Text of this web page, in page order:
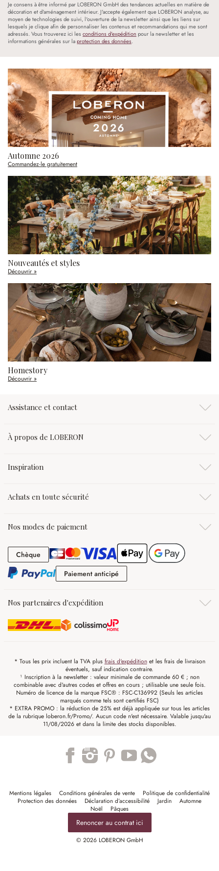
Je consens à être informé par LOBERON GmbH des tendances actuelles en matière de
décoration et d'aménagement intérieur. J'accepte également que LOBERON analyse, au
moyen de technologies de suivi, l'ouverture de la newsletter ainsi que les liens sur
lesquels je clique afin de personnaliser les contenus et recommandations qui me sont
adressés. Vous trouverez ici les conditions d'expédition pour la newsletter et les
informations générales sur laprotection des données.
Automne 2026
Commandez-le gratuitement
Nouveautés et styles
Découvrir »
Homestory
Découvrir »
Assistance et contact
À propos de LOBERON
Inspiration
Achats en toute sécurité
Nos modes de paiement
Chèque Chèque
Paiement anticipé
Nos partenaires d'expédition
* Tous les prix incluent la TVA plus frais d'expéditionet les frais de livraison
éventuels, sauf indication contraire.
¹ Inscription à la newsletter : valeur minimale de commande 60 € ; non
combinable avec d'autres codes et offres en cours ; utilisable une seule fois.
Numéro de licence de la marque FSC® : FSC-C136992 (Seuls les articles
marqués comme tels sont certifiés FSC)
* EXTRA PROMO : la réduction de 25% est déjà appliquée sur tous les articles
de la rubrique loberon.fr/Promo/. Aucun code n'est nécessaire. Valable jusqu'au
11/08/2026 et dans la limite des stocks disponibles.
Mentions légales Conditions générales de vente
Politique de confidentialité
Protection des données
Déclaration d’accessibilité Jardin
Automne
Noël
Pâques
Renoncer au contrat ici
© 2026 LOBERON GmbH